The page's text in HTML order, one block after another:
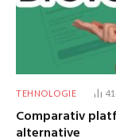
TEHNOLOGIE
Comparativ
alternative